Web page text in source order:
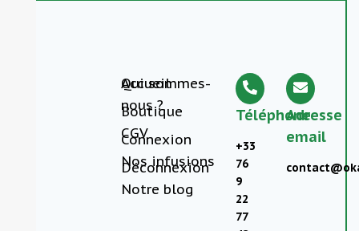
Accueil
Boutique
Connexion
Déconnexion
Qui sommes-
nous ?
CGV
Nos infusions
Notre blog
Téléphone
+33
76
9
22
77
Adresse
email